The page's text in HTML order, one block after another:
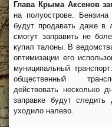
Глава Крыма Аксенов
на полуострове.
будут продавать даже в
смогут заправить не
купил талоны. В
оптимизации его
муниципальный
общественный
действовать несколько
заправке будут
уходило налево.